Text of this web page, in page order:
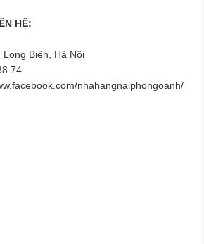
HỆ:
Long Biên, Hà Nội
74
nhahangnaiphongoanh/